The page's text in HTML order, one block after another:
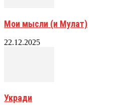
Мои мысли (и Мулат)
22.12.2025
Укради